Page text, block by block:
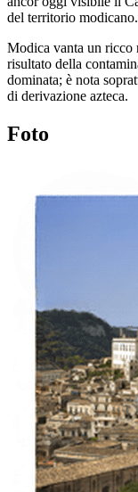
del territorio modicano.
Modica vanta un ricco
risultato della
dominata; è nota
di derivazione azteca.
Foto